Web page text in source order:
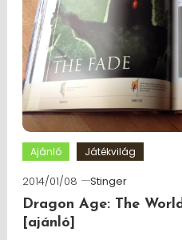
Ajánló Játékvilág
2014/01/08
Stinger
Dragon Age: The
[ajánló]